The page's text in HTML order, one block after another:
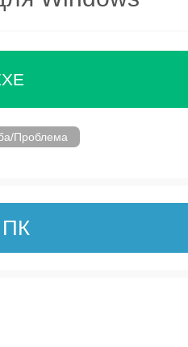
Проблема
ПК